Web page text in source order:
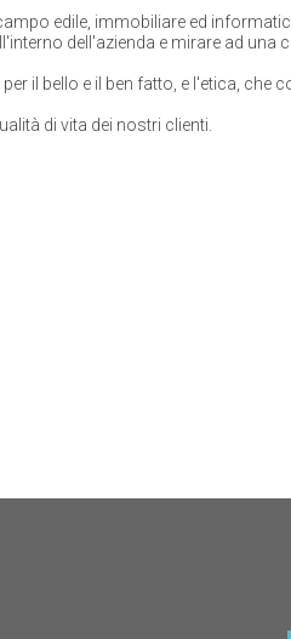
edile, immobiliare ed
dell'azienda e mirare ad una
il bello e il ben fatto, e l'etica, che
di vita dei nostri clienti.